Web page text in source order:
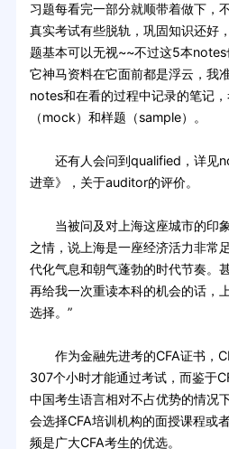
习题每看完一部分就顺带着做下，
真实考试有些脱轨，巩固知识还好
题基本可以无视~~不过这5本
它神马资料在它面前都是浮云，我
notes和在看的过程中记录的笔记
（mock）和样题（sample）。
还有人会问到qualified，详见
进章》，关于auditor的评价。
当被问及对上海这座城市的印
之情，说上海是一座经济活力非常
代化气息和朝气蓬勃的时代节奏。
再给我一次重读本科的机会的话，
选择。”
作为金融先进考的CFA证书，
307个小时才能通过考试，而鉴于
中国考生语言相对不占优势的情况
会选择CFA培训机构的面授课程或
频是广大CFA考生的优选。